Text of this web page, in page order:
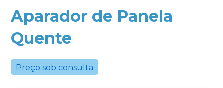
Aparador de Panela
Quente
Preço sob consulta
+55